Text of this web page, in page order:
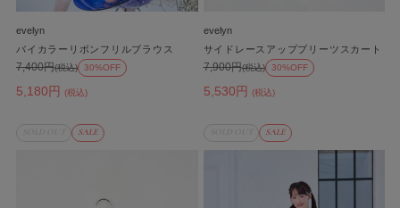
evelyn
バイカラーリボンフリルブラウス
5,180円 (税込)
7,400円(税込) 30%OFF
evelyn
サイドレースアッププリーツスカート
5,530円 (税込)
7,900円(税込) 30%OFF
SALE SALE